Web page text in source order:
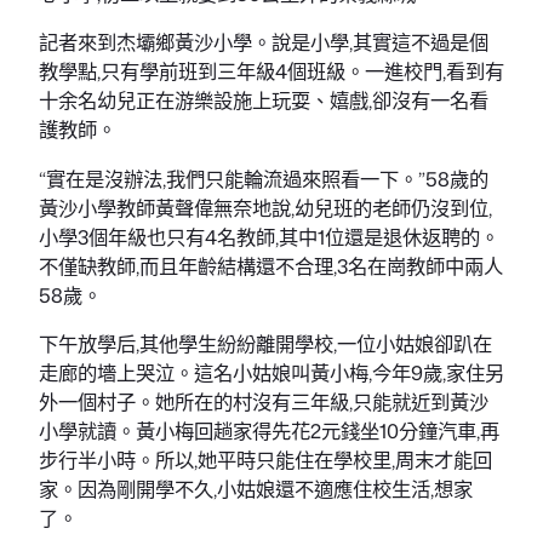
記者來到杰壩鄉黃沙小學。說是小學,其實這不過是個
教學點,只有學前班到三年級4個班級。一進校門,看到有
十余名幼兒正在游樂設施上玩耍、嬉戲,卻沒有一名看
護教師。
“實在是沒辦法,我們只能輪流過來照看一下。”58歲的
黃沙小學教師黃聲偉無奈地說,幼兒班的老師仍沒到位,
小學3個年級也只有4名教師,其中1位還是退休返聘的。
不僅缺教師,而且年齡結構還不合理,3名在崗教師中兩人
58歲。
下午放學后,其他學生紛紛離開學校,一位小姑娘卻趴在
走廊的墻上哭泣。這名小姑娘叫黃小梅,今年9歲,家住另
外一個村子。她所在的村沒有三年級,只能就近到黃沙
小學就讀。黃小梅回趟家得先花2元錢坐10分鐘汽車,再
步行半小時。所以,她平時只能住在學校里,周末才能回
家。因為剛開學不久,小姑娘還不適應住校生活,想家
了。